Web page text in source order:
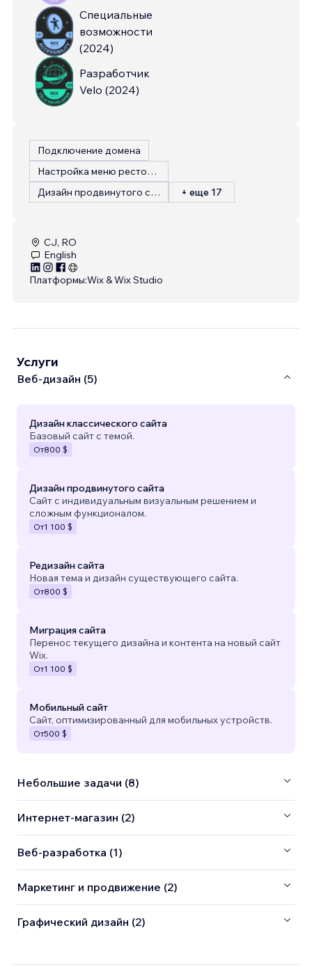
Специальные
возможности
(2024)
Разработчик
Velo (2024)
Подключение домена
Настройка меню ресторана
Дизайн продвинутого сайта
+ еще 17
CJ, RO
English
Платформы:Wix & Wix Studio
Услуги
Веб-дизайн (5)
Дизайн классического сайта
Базовый сайт с темой.
От800 $
Дизайн продвинутого сайта
Сайт с индивидуальным визуальным решением и
сложным функционалом.
От1 100 $
Редизайн сайта
Новая тема и дизайн существующего сайта.
От800 $
Миграция сайта
Перенос текущего дизайна и контента на новый сайт
Wix.
От1 100 $
Мобильный сайт
Сайт, оптимизированный для мобильных устройств.
От500 $
Небольшие задачи (8)
Интернет-магазин (2)
Веб-разработка (1)
Маркетинг и продвижение (2)
Графический дизайн (2)